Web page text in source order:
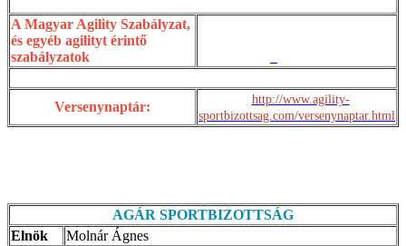
A Magyar Agility Szabályzat,
és egyéb agilityt érintő
szabályzatok
Versenynaptár:
http://www.agility-
sportbizottsag.com/versenynaptar.html
AGÁR SPORTBIZOTTSÁG
Elnök
Molnár Ágnes